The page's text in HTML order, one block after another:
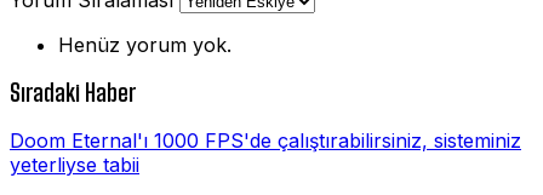
Henüz yorum yok.
Sıradaki Haber
Doom Eternal'ı 1000 FPS'de çalıştırabilirsiniz, sisteminiz
yeterliyse tabii